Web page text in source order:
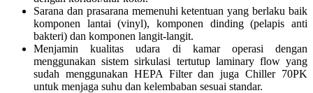
Sarana dan prasarana memenuhi ketentuan yang berlaku baik
komponen lantai (vinyl), komponen dinding (pelapis anti
bakteri) dan komponen langit-langit.
Menjamin kualitas udara di kamar operasi dengan
menggunakan sistem sirkulasi tertutup laminary flow yang
sudah menggunakan HEPA Filter dan juga Chiller 70PK
untuk menjaga suhu dan kelembaban sesuai standar.